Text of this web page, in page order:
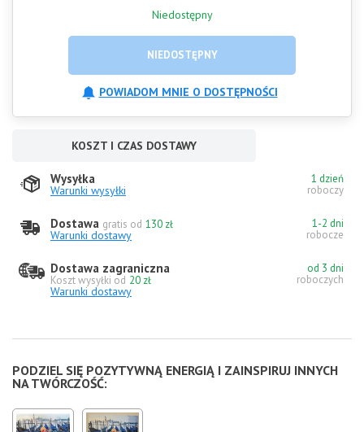
Niedostępny
NIEDOSTĘPNY
POWIADOM MNIE O DOSTĘPNOŚCI
KOSZT I CZAS DOSTAWY
Wysyłka
Warunki wysyłki
1 dzień
roboczy
Dostawa gratis od 130 zł
Warunki dostawy
1-2 dni
robocze
Dostawa zagraniczna
Koszt wysyłki od 20 zł
Warunki dostawy
od 3 dni
roboczych
PODZIEL SIĘ POZYTYWNĄ ENERGIĄ I ZAINSPIRUJ INNYCH
NA TWÓRCZOŚĆ: